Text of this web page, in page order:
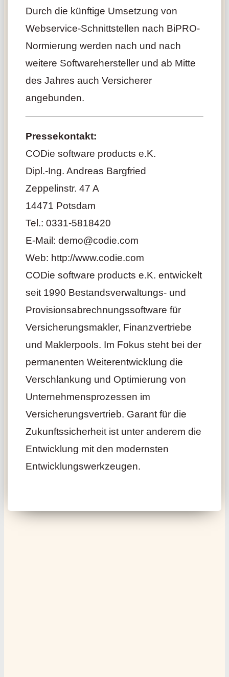
Durch die künftige Umsetzung von
Webservice-Schnittstellen nach BiPRO-
Normierung werden nach und nach
weitere Softwarehersteller und ab Mitte
des Jahres auch Versicherer
angebunden.
Pressekontakt:
CODie software products e.K.
Dipl.-Ing. Andreas Bargfried
Zeppelinstr. 47 A
14471 Potsdam
Tel.: 0331-5818420
E-Mail: demo@codie.com
Web: http://www.codie.com
CODie software products e.K. entwickelt
seit 1990 Bestandsverwaltungs- und
Provisionsabrechnungssoftware für
Versicherungsmakler, Finanzvertriebe
und Maklerpools. Im Fokus steht bei der
permanenten Weiterentwicklung die
Verschlankung und Optimierung von
Unternehmensprozessen im
Versicherungsvertrieb. Garant für die
Zukunftssicherheit ist unter anderem die
Entwicklung mit den modernsten
Entwicklungswerkzeugen.